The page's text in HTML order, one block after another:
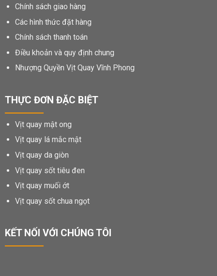
Chính sách giao hàng
Các hình thức đặt hàng
Chính sách thanh toán
Điều khoản và quy định chung
Nhượng Quyền Vịt Quay Vĩnh Phong
THỰC ĐƠN ĐẶC BIỆT
Vịt quay mật ong
Vịt quay lá mắc mật
Vịt quay da giòn
Vịt quay sốt tiêu đen
Vịt quay muối ớt
Vịt quay sốt chua ngọt
KẾT NỐI VỚI CHÚNG TÔI